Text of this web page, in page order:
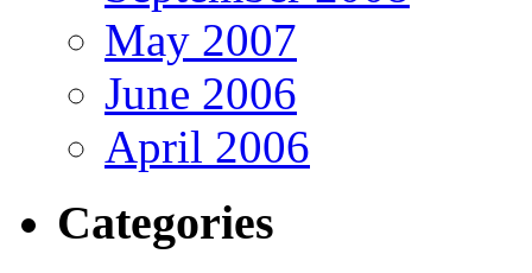
May 2007
June 2006
April 2006
Categories